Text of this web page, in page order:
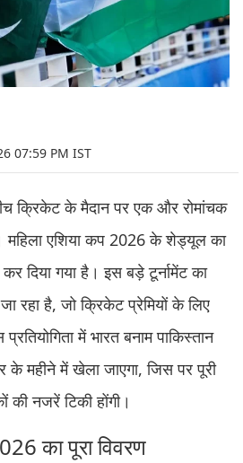
07:59 PM IST
क्रिकेट के मैदान पर एक और रोमांचक
महिला एशिया कप 2026 के शेड्यूल का
दिया गया है। इस बड़े टूर्नामेंट का
रहा है, जो क्रिकेट प्रेमियों के लिए
में भारत बनाम पाकिस्तान
के महीने में खेला जाएगा, जिस पर पूरी
नजरें टिकी होंगी।
का पूरा विवरण